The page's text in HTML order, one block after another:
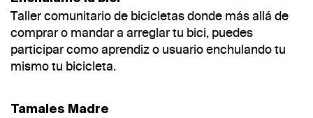
Taller comunitario de bicicletas donde más allá de
comprar o mandar a arreglar tu bici, puedes
participar como aprendiz o usuario enchulando tu
mismo tu bicicleta.
Tamales Madre